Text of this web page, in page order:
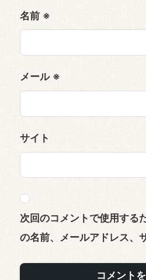
名前 ※
メール ※
サイト
次回のコメントで使用する
の名前、メールアドレス、